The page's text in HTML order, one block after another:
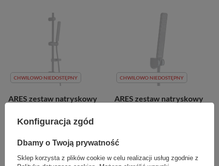
CHWILOWO NIEDOSTĘPNY
ARES zestaw natryskowy
131,93 zł / szt.
+ Dodaj do porównania
CHWILOWO NIEDOSTĘPNY
ARES zestaw natryskowy
+ Dodaj do porównania
Konfiguracja zgód
Dbamy o Twoją prywatność
Sklep korzysta z plików cookie w celu realizacji usług zgodnie z